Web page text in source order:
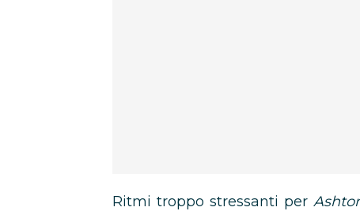
Ritmi troppo stressanti per